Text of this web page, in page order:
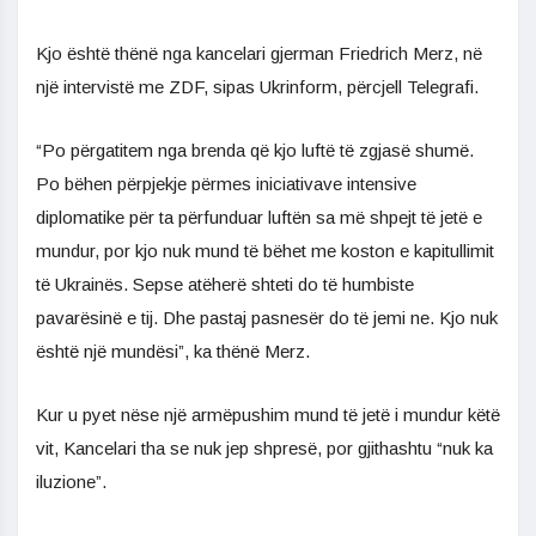
Kjo është thënë nga kancelari gjerman Friedrich Merz, në
një intervistë me ZDF, sipas Ukrinform, përcjell Telegrafi.
“Po përgatitem nga brenda që kjo luftë të zgjasë shumë.
Po bëhen përpjekje përmes iniciativave intensive
diplomatike për ta përfunduar luftën sa më shpejt të jetë e
mundur, por kjo nuk mund të bëhet me koston e kapitullimit
të Ukrainës. Sepse atëherë shteti do të humbiste
pavarësinë e tij. Dhe pastaj pasnesër do të jemi ne. Kjo nuk
është një mundësi”, ka thënë Merz.
Kur u pyet nëse një armëpushim mund të jetë i mundur këtë
vit, Kancelari tha se nuk jep shpresë, por gjithashtu “nuk ka
iluzione”.